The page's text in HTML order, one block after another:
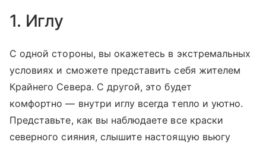
1. Иглу
С одной стороны, вы окажетесь в экстремальных
условиях и сможете представить себя жителем
Крайнего Севера. С другой, это будет
комфортно — внутри иглу всегда тепло и уютно.
Представьте, как вы наблюдаете все краски
северного сияния, слышите настоящую вьюгу